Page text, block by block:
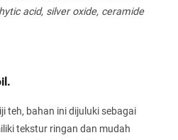
acid, silver oxide, ceramide
teh, bahan ini dijuluki sebagai
tekstur ringan dan mudah